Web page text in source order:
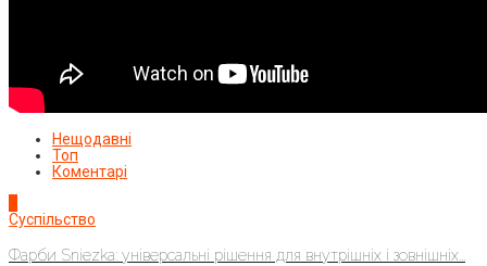
Нещодавні
Топ
Коментарі
Суспільство
Фарби Sniezka: універсальні рішення для внутрішніх і зовнішніх...